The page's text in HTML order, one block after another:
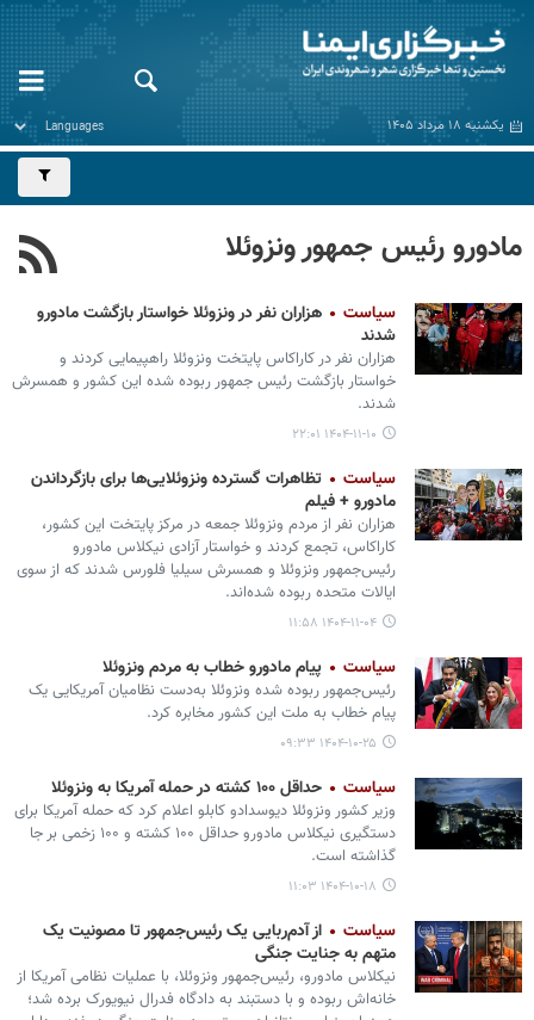
یکشنبه ۱۸ مرداد ۱۴۰۵
مادورو رئیس جمهور ونزوئلا
سیاست
هزاران نفر در ونزوئلا خواستار بازگشت مادورو
شدند
هزاران نفر در کاراکاس پایتخت ونزوئلا راهپیمایی کردند و
خواستار بازگشت رئیس جمهور ربوده شده این کشور و همسرش
شدند.
۱۴۰۴-۱۱-۱۰ ۲۲:۰۱
سیاست
تظاهرات گسترده ونزوئلایی‌ها برای بازگرداندن
مادورو + فیلم
هزاران نفر از مردم ونزوئلا جمعه در مرکز پایتخت این کشور،
کاراکاس، تجمع کردند و خواستار آزادی نیکلاس مادورو
رئیس‌جمهور ونزوئلا و همسرش سیلیا فلورس شدند که از سوی
ایالات متحده ربوده شده‌اند.
۱۴۰۴-۱۱-۰۴ ۱۱:۵۸
سیاست پیام مادورو خطاب به مردم ونزوئلا
رئیس‌جمهور ربوده شده ونزوئلا به‌دست نظامیان آمریکایی یک
پیام خطاب به ملت این کشور مخابره کرد.
۱۴۰۴-۱۰-۲۵ ۰۹:۳۳
سیاست حداقل ۱۰۰ کشته در حمله آمریکا به ونزوئلا
وزیر کشور ونزوئلا دیوسدادو کابلو اعلام کرد که حمله آمریکا برای
دستگیری نیکلاس مادورو حداقل ۱۰۰ کشته و ۱۰۰ زخمی بر جا
گذاشته است.
۱۴۰۴-۱۰-۱۸ ۱۱:۰۳
سیاست
از آدم‌ربایی یک رئیس‌جمهور تا مصونیت یک
متهم به جنایت جنگی
نیکلاس مادورو، رئیس‌جمهور ونزوئلا، با عملیات نظامی آمریکا از
خانه‌اش ربوده و با دستبند به دادگاه فدرال نیویورک برده شد؛